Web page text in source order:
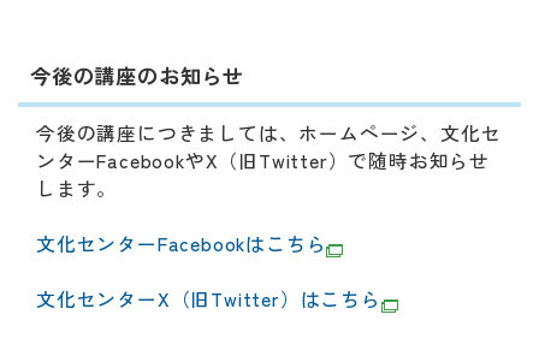
今後の講座のお知らせ
今後の講座につきましては、ホームページ、文化セ
ンターFacebookやX（旧Twitter）で随時お知らせ
します。
文化センターFacebookはこちら
文化センターX（旧Twitter）はこちら